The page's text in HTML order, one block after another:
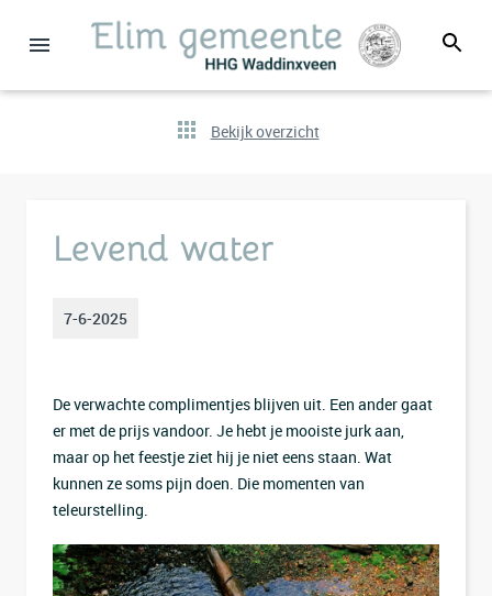
Bekijk overzicht
Levend water
7-6-2025
De verwachte complimentjes blijven uit. Een ander gaat
er met de prijs vandoor. Je hebt je mooiste jurk aan,
maar op het feestje ziet hij je niet eens staan. Wat
kunnen ze soms pijn doen. Die momenten van
teleurstelling.